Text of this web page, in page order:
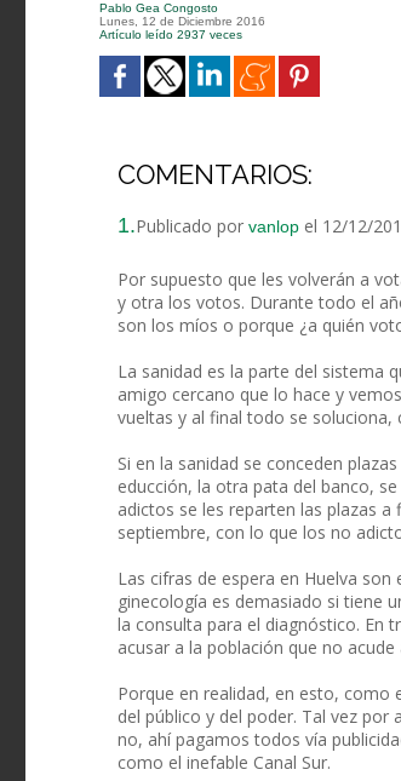
Pablo Gea Congosto
Lunes, 12 de Diciembre 2016
Artículo leído 2937 veces
COMENTARIOS:
1.Publicado por vanlop el 12/12/
Por supuesto que les volverán a
y otra los votos. Durante todo el
son los míos o porque ¿a quién
La sanidad es la parte del sistema
amigo cercano que lo hace y
vueltas y al final todo se
Si en la sanidad se conceden
educción, la otra pata del banco,
adictos se les reparten las plazas
septiembre, con lo que los no
Las cifras de espera en Huelva
ginecología es demasiado si tiene
la consulta para el diagnóstico. En
acusar a la población que no
Porque en realidad, en esto, como
del público y del poder. Tal vez por
no, ahí pagamos todos vía
como el inefable Canal Sur.